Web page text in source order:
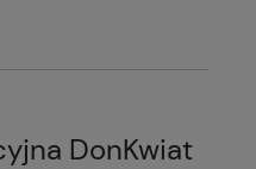
DonKwiat